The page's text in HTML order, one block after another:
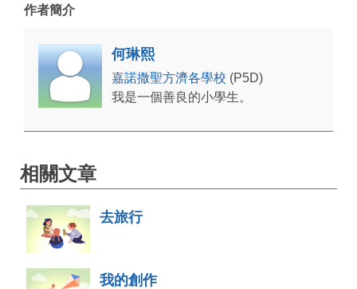
作者簡介
何琳熙
嘉諾撒聖方濟各學校 (P5D)
我是一個善良的小學生。
相關文章
去旅行
我的創作